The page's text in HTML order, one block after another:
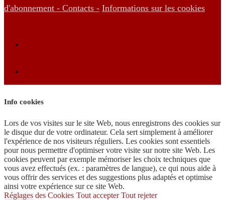
d'abonnement - Contacts - Informations sur les cookies
Info cookies
Lors de vos visites sur le site Web, nous enregistrons des cookies sur
le disque dur de votre ordinateur. Cela sert simplement à améliorer
l'expérience de nos visiteurs réguliers. Les cookies sont essentiels
pour nous permettre d'optimiser votre visite sur notre site Web. Les
cookies peuvent par exemple mémoriser les choix techniques que
vous avez effectués (ex. : paramètres de langue), ce qui nous aide à
vous offrir des services et des suggestions plus adaptés et optimise
ainsi votre expérience sur ce site Web.
Réglages des Cookies Tout accepter Tout rejeter